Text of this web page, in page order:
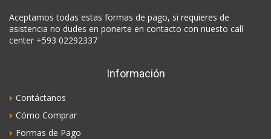
Aceptamos todas estas formas de pago, si requieres de
asistencia no dudes en ponerte en contacto con nuesto call
center +593 02292337
Información
Contáctanos
Cómo Comprar
Formas de Pago